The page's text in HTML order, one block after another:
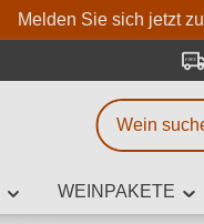
Melden Sie sich jetzt
WEINPAKETE
Weinsuche
Mindestens 3 Zeichen